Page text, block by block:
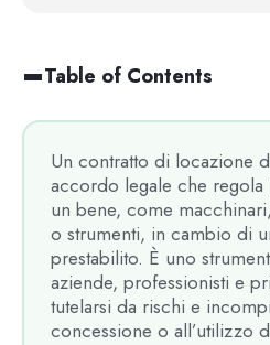
Un contratto di locazione
accordo legale che regola
un bene, come
o strumenti, in cambio di
prestabilito. È uno
aziende, professionisti e
tutelarsi da rischi e
concessione o all’utilizzo
Table of Contents